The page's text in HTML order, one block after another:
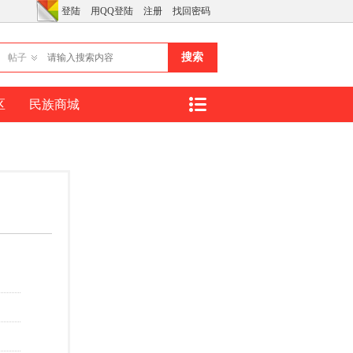
登陆 用QQ登陆 注册 找回密码
帖子 搜索
民族商城